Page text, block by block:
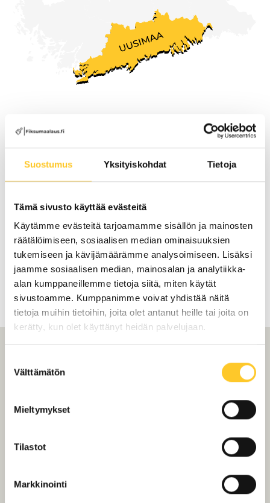
Suostumus Yksityiskohdat Tietoja
Tämä sivusto käyttää evästeitä
Käytämme evästeitä tarjoamamme sisällön ja mainosten
räätälöimiseen, sosiaalisen median ominaisuuksien
tukemiseen ja kävijämäärämme analysoimiseen. Lisäksi
jaamme sosiaalisen median, mainosalan ja analytiikka-
alan kumppaneillemme tietoja siitä, miten käytät
sivustoamme. Kumppanimme voivat yhdistää näitä
tietoja muihin tietoihin, joita olet antanut heille tai joita on
kerätty, kun olet käyttänyt heidän palvelujaan.
valinta
Välttämätön
Mieltymykset
Tilastot
Markkinointi
Rajaukset (pääty- ja reunatiilet sekä pellit)
maalataan pensselillä.
Pinnoite ohennetaan 10–20 % ja levitetään
toinen kerros ohentamattomana koko katolle.
3. Lopputoimet:
Lopputarkastus
Kohteen luovutus asiakkaalle
Palvelemme koko
Uudenmaan alueella,
mukaan lukien
Pyydä tarjous maalauksesta
Tiilikaton maalaus
Kaartinkaupungissa?